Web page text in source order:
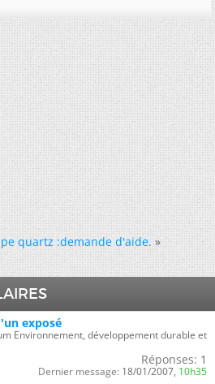
quartz :demande d'aide. »
exposé
Environnement, développement durable et
Réponses: 1
Dernier message: 18/01/2007, 10h35